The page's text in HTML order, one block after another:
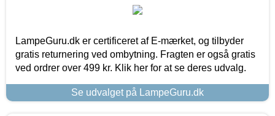
LampeGuru.dk er certificeret af E-mærket, og tilbyder
gratis returnering ved ombytning. Fragten er også gratis
ved ordrer over 499 kr. Klik her for at se deres udvalg.
Se udvalget på LampeGuru.dk